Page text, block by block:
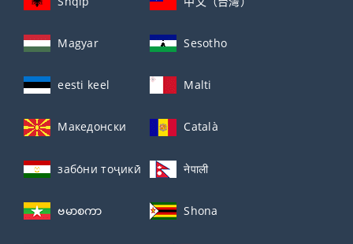
Magyar Sesotho
eesti keel Malti
Македонски Català
забо́ни тоҷикӣ́ नेपाली
ဗမာစကာ Shona